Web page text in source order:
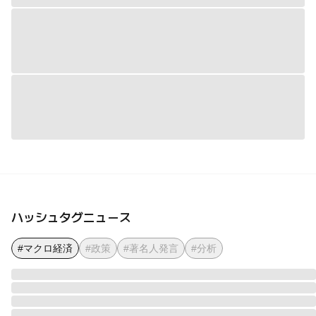
ハッシュタグニュース
#マクロ経済 #政策 #著名人発言 #分析